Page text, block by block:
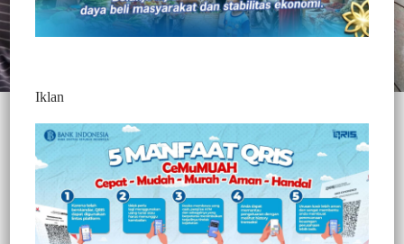
TANA TORAJA, – || Jurnaltivi.com ||Prihatin terhadap
kondisi 2 keluarga yang menderita disibilitas dan lumpuh, di
Lembang Rantela’bi Kambisa, Kecamatan Sanggalla Utara,
Iklan